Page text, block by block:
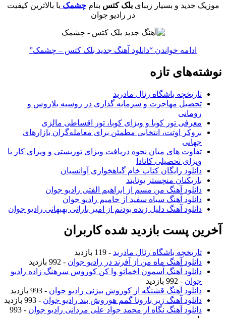
موزیک جدید و بسیار زیبای بلک کتس بنامچشمک با بالاترین کیفیت
در رادیو جوان
ادامه خواندن “دانلود آهنگ جدید بلک کتس – چشمک”
نوشته‌های تازه
تاریخچه باشگاه رئال مادرید
تحصیل مهاجرت و سرمایه گذاری در روسیه بلاروس و
رومانی
معرفی تور کوبا و ویزای کوبا، تور اقساطی مالزی
بروکر اوتت، انتخابی مطمئن برای معامله‌گران بازارهای
جهانی
تفاوت های میان نحوه دریافت ویزای توریستی و ویزای کار با
ویزای تحصیلی کانادا
دانلود رایگان کتاب خام گیاهخواری آوانسیان
بازیکنان منچستر یونایتد
دانلود آهنگ من مسم از ابراهیم الفتی رادیو جوان
دانلود آهنگ سیاه سفید از حامیم رادیو جوان
دانلود آهنگ دلیل زنده بودنم از امیر بارانی بهبهانی رادیو جوان
آخرین پست بازدید شده کاربران
تاریخچه باشگاه رئال مادرید - 119 بازدید
دانلود آهنگ ماه من از آفرند در رادیو جوان - 992 بازدید
دانلود آهنگ آسمون اخماتو وا کن کوروس سرهنگ زاده رادیو
جوان - 992 بازدید
دانلود آهنگ قشنگه از کوروش بیژنی رادیو جوان - 993 بازدید
دانلود آهنگ زیر بارونا گمم هوروش بند رادیو جوان - 993 بازدید
دانلود آهنگ نگاه از محمد جواد علی مردانی رادیو جوان
- 993